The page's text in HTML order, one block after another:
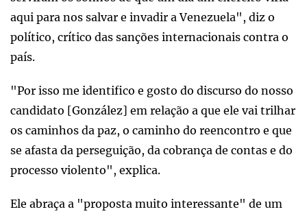
aqui para nos salvar e invadir a Venezuela", diz o
político, crítico das sanções internacionais contra o
país.
"Por isso me identifico e gosto do discurso do nosso
candidato [González] em relação a que ele vai trilhar
os caminhos da paz, o caminho do reencontro e que
se afasta da perseguição, da cobrança de contas e do
processo violento", explica.
Ele abraça a "proposta muito interessante" de um